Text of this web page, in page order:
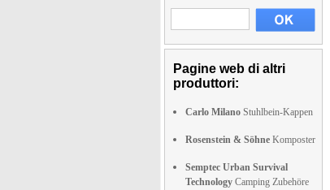
Pagine web di altri
produttori:
Carlo Milano Stuhlbein-Kappen
Rosenstein & Söhne Komposter
Semptec Urban Survival
Technology Camping Zubehöre